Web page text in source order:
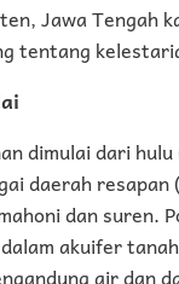
Jawa
tentang
dimulai dari
daerah resapan (
dan suren.
akuifer
air dan